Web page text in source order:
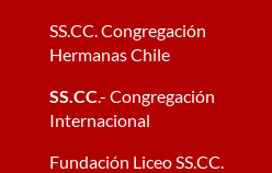
SS.CC. Congregación
Hermanas Chile
SS.CC.- Congregación
Internacional
Fundación Liceo SS.CC.